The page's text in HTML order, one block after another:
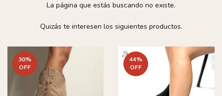
La página que estás buscando no existe.
Quizás te interesen los siguientes productos.
30%
OFF
44%
OFF